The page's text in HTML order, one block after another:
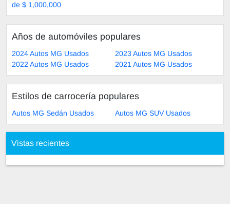
de $ 1,000,000
Años de automóviles populares
2024 Autos MG Usados
2023 Autos MG Usados
2022 Autos MG Usados
2021 Autos MG Usados
Estilos de carrocería populares
Autos MG Sedán Usados Autos MG SUV Usados
Vistas recientes